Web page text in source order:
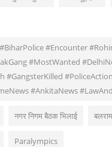
#Encounter
#MostWanted
#GangsterKilled
#AnkitaNews
नगर निगम बैठक भिलाई
Paralympics